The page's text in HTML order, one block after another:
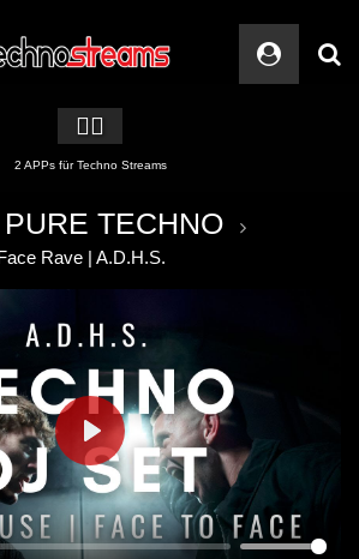
🏳️‍🌈
2 APPs für Techno Streams
PURE TECHNO
Rave | A.D.H.S.
PLAY